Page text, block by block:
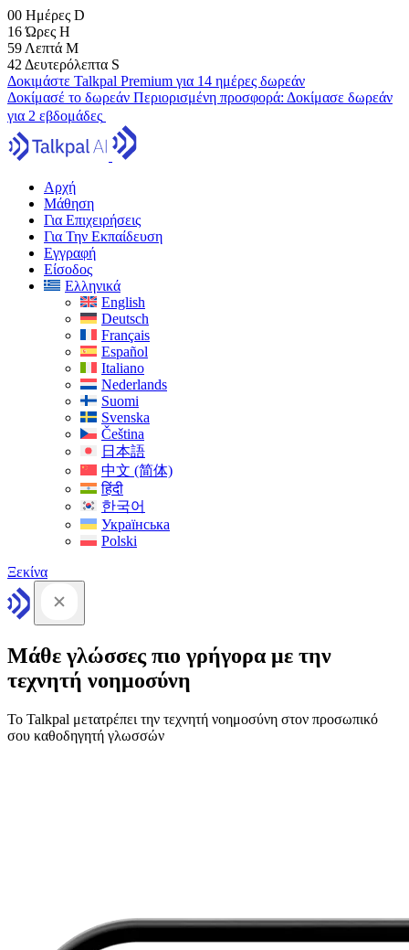
00 Ημέρες D
16 Ώρες H
59 Λεπτά M
41 Δευτερόλεπτα S
Δοκιμάστε Talkpal Premium για 14 ημέρες δωρεάν
Δοκίμασέ το δωρεάν Περιορισμένη προσφορά: Δοκίμασε δωρεάν
για 2 εβδομάδες
Αρχή
Μάθηση
Για Επιχειρήσεις
Για Την Εκπαίδευση
Εγγραφή
Είσοδος
Ελληνικά
English
Deutsch
Français
Español
Italiano
Nederlands
Suomi
Svenska
Čeština
日本語
中文 (简体)
हिंदी
한국어
Українська
Polski
Ξεκίνα
Μάθε γλώσσες πιο γρήγορα με την
τεχνητή νοημοσύνη
Το Talkpal μετατρέπει την τεχνητή νοημοσύνη στον προσωπικό
σου καθοδηγητή γλωσσών